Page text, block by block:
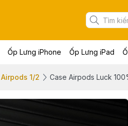
Ốp Lưng iPhone Ốp Lưng iPad
Airpods 1/2 Case Airpods Luck